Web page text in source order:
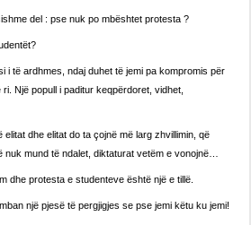
del : pse nuk po mbështet protesta ?
i të ardhmes, ndaj duhet të jemi pa kompromis për
Një popull i paditur keqpërdoret, vidhet,
elitat dhe elitat do ta çojnë më larg zhvillimin, që
nuk mund të ndalet, diktaturat vetëm e vonojnë…
dhe protesta e studenteve është një e tillë.
një pjesë të pergjigjes se pse jemi këtu ku jemi!